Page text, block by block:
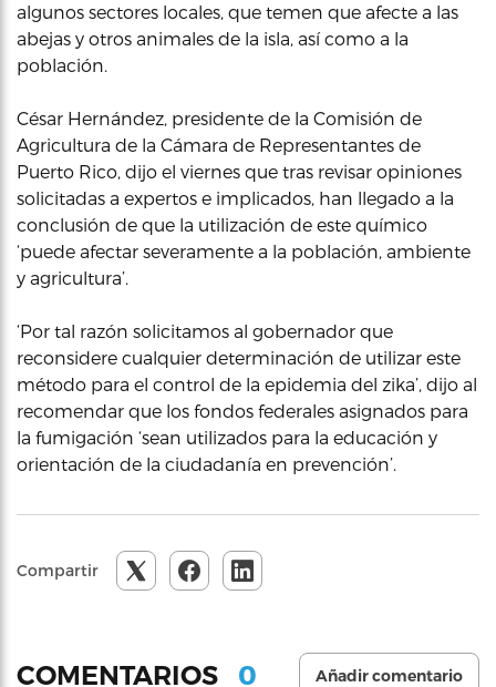
algunos sectores locales, que temen que afecte a las
abejas y otros animales de la isla, así como a la
población.
César Hernández, presidente de la Comisión de
Agricultura de la Cámara de Representantes de
Puerto Rico, dijo el viernes que tras revisar opiniones
solicitadas a expertos e implicados, han llegado a la
conclusión de que la utilización de este químico
‘puede afectar severamente a la población, ambiente
y agricultura’.
‘Por tal razón solicitamos al gobernador que
reconsidere cualquier determinación de utilizar este
método para el control de la epidemia del zika’, dijo al
recomendar que los fondos federales asignados para
la fumigación ‘sean utilizados para la educación y
orientación de la ciudadanía en prevención’.
Compartir
COMENTARIOS 0 Añadir comentario